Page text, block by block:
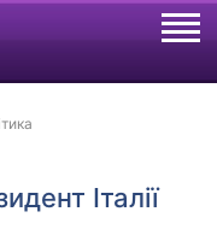
Італії